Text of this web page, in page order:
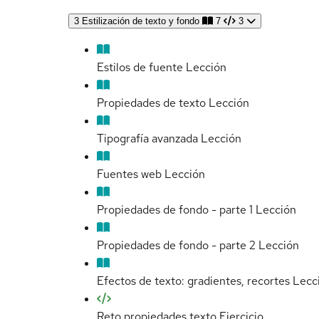
3 Estilización de texto y fondo 7 3
Estilos de fuente Lección
Propiedades de texto Lección
Tipografía avanzada Lección
Fuentes web Lección
Propiedades de fondo - parte 1 Lección
Propiedades de fondo - parte 2 Lección
Efectos de texto: gradientes, recortes